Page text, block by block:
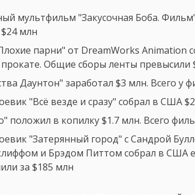
мультфильм "Закусочная Боба.
млн
парни" от DreamWorks Animation
Общие сборы ленты превысили
Даунтон" заработал $3 млн. Всего у
"Всё везде и сразу" собрал в США
положил в копилку $1.7 млн. Всего
"Затерянный город" с Сандрой
и Брэдом Питтом собрал в США
за $185 млн